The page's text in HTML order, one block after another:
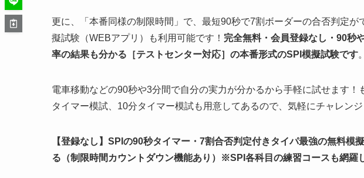
更に、「本番同様の制限時間」で、最短90秒で7割ボーダーの合否判定が
擬試験（WEBアプリ）も利用可能です！ 完全無料・会員登録なし・90秒
率の結果も分かる ［テストセンター対応］ の本番形式のSPI模擬試験です。
電車移動などの90秒や3分間で自分の実力が分かるから手軽に試せます
タイマー模試、10分タイマー模試も用意してあるので、気軽にチャレンジ
【登録なし】SPIの90秒タイマー・7割合否判定付きタイパ最強の無料模
る（制限時間カウントダウン機能あり）※SPI各科目の練習コースも網羅